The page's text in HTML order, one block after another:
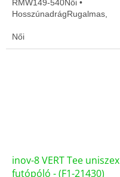
RMW149-540Női •
HosszúnadrágRugalmas,
illeszkedésIzzadságelvezető,
gyors száradás
Női
inov-8 VERT Tee uniszex
futópóló - (F1-21430)